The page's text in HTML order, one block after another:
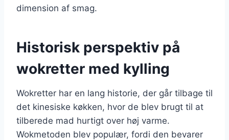
dimension af smag.
Historisk perspektiv på
wokretter med kylling
Wokretter har en lang historie, der går tilbage til
det kinesiske køkken, hvor de blev brugt til at
tilberede mad hurtigt over høj varme.
Wokmetoden blev populær, fordi den bevarer